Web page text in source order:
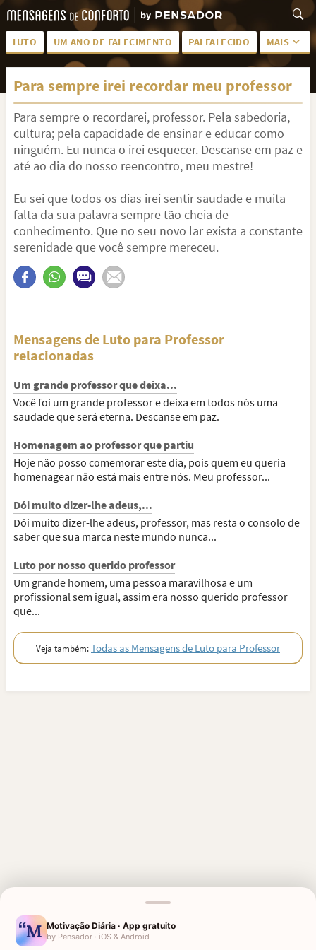
LUTO UM ANO DE FALECIMENTO PAI FALECIDO MAIS
LUTO PARA AMIGA PALAVRAS
SAUDADES DA MÃE PÊSAMES
PÊSAMES PARA AMIGA DESCANSE EM PAZ
MEUS SENTIMENTOS PÊSAMES PARA AMIGO
FRASES DE LUTO PARA AMIGO FIM DE NAMORO
TODAS AS CATEGORIAS
Para sempre irei recordar meu professor
Para sempre o recordarei, professor. Pela sabedoria,
cultura; pela capacidade de ensinar e educar como
ninguém. Eu nunca o irei esquecer. Descanse em paz e
até ao dia do nosso reencontro, meu mestre!
Eu sei que todos os dias irei sentir saudade e muita
falta da sua palavra sempre tão cheia de
conhecimento. Que no seu novo lar exista a constante
serenidade que você sempre mereceu.
Mensagens de Luto para Professor
relacionadas
Um grande professor que deixa...
Você foi um grande professor e deixa em todos nós uma
saudade que será eterna. Descanse em paz.
Homenagem ao professor que partiu
Hoje não posso comemorar este dia, pois quem eu queria
homenagear não está mais entre nós. Meu professor...
Dói muito dizer-lhe adeus,...
Dói muito dizer-lhe adeus, professor, mas resta o consolo de
saber que sua marca neste mundo nunca...
Luto por nosso querido professor
Um grande homem, uma pessoa maravilhosa e um
profissional sem igual, assim era nosso querido professor
que...
Veja também:Todas as Mensagens de Luto para Professor
MENSAGENS RELACIONADAS
Motivação Diária · App gratuito
by Pensador · iOS & Android